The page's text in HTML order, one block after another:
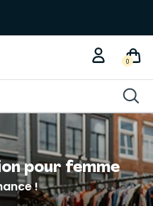
0
pour femme
!